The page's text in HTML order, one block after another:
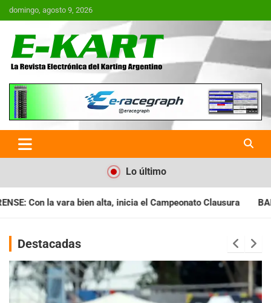
Saltar
al
domingo, agosto 9, 2026
E-Kart.com.ar | La Revista
Electrónica del Karting en
Argentina
Lo último
el Campeonato Clausura BARILOCHENSE: Preparan una
Destacadas